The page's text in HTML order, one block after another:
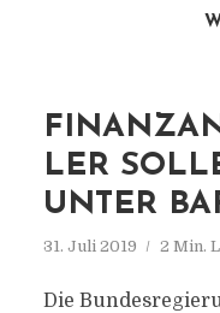
LER
UNTER
31. Juli 2019 2 Min.
Die